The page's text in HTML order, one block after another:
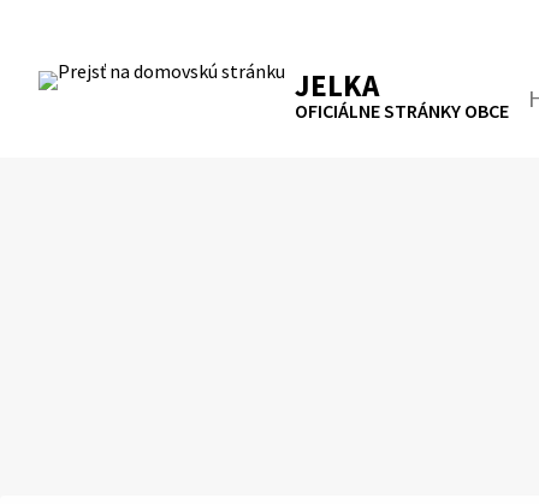
obsah
RSS Mapa Tlačiť
JELKA
OFICIÁLNE STRÁNKY OBCE